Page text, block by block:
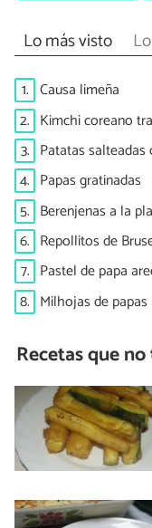
Lo más visto
1. Causa limeña
2. Kimchi coreano
3. Patatas salteadas
4. Papas gratinadas
5. Berenjenas a la
6. Repollitos de
7. Pastel de papa
8. Milhojas de
Recetas que